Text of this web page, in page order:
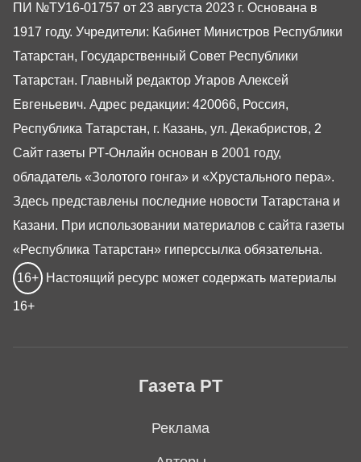
Газета РТ
Реклама
ПИ №ТУ16-01757 от 23 августа 2023 г. Основана в
1917 году. Учредители: Кабинет Министров Республики
Татарстан, Государственный Совет Республики
Татарстан. Главный редактор Угаров Алексей
Евгеньевич. Адрес редакции: 420066, Россия,
Республика Татарстан, г. Казань, ул. Декабристов, 2
Сайт газеты РТ-Онлайн основан в 2001 году,
обладатель «Золотого гонга» и «Хрустального пера».
Здесь представлены последние новости Татарстана и
Казани. При использовании материалов с сайта газеты
«Республика Татарстан» гиперссылка обязательна.
16+ Настоящий ресурс может содержать материалы
16+